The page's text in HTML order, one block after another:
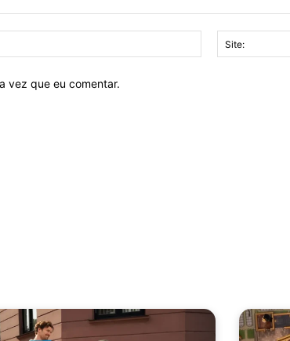
mail:*
vez que eu comentar.